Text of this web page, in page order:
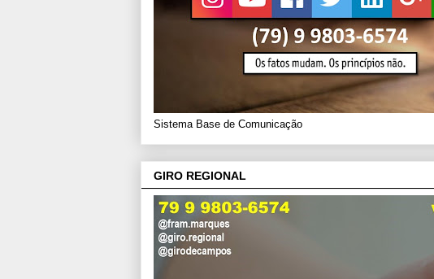
Sistema Base de Comunicação
GIRO REGIONAL